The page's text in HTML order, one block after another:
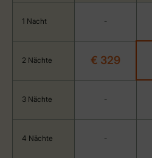
1 Nacht -
2 Nächte € 329
3 Nächte -
4 Nächte -